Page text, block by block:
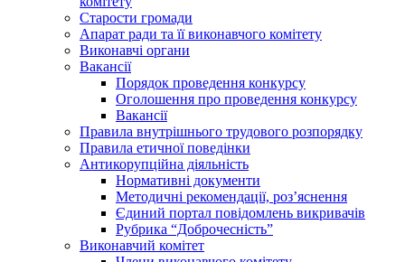
Старости громади
Апарат ради та її виконавчого комітету
Виконавчі органи
Вакансії
Порядок проведення конкурсу
Оголошення про проведення конкурсу
Вакансії
Правила внутрішнього трудового розпорядку
Правила етичної поведінки
Антикорупційна діяльність
Нормативні документи
Методичні рекомендації, роз’яснення
Єдиний портал повідомлень викривачів
Рубрика “Доброчесність”
Виконавчий комітет